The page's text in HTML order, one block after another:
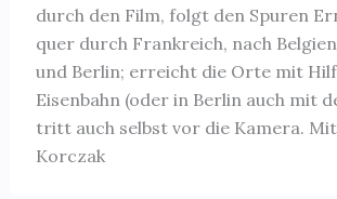
durch den Film, folgt den Spuren
quer durch Frankreich, nach
und Berlin; erreicht die Orte mit
Eisenbahn (oder in Berlin auch mit
tritt auch selbst vor die Kamera.
Korczak